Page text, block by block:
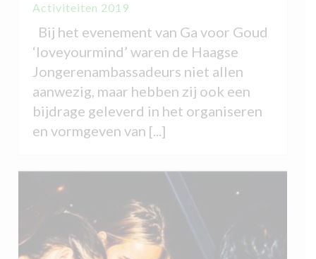
Activiteiten 2019
Bij het evenement van Ga voor Goud
‘loveyourmind’ waren de Haagse
Jongerenambassadeurs niet allen
aanwezig, maar hebben zij ook een
bijdrage geleverd in het organiseren
en vormgeven van [...]